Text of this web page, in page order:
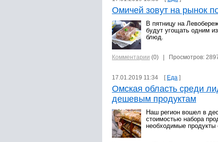
Омичей зовут на рынок
В пятницу на
будут угощать одним
блюд.
Комментарии (0) | Просмотров:
17.01.2019 11:34 [ Еда ]
Омская область среди
дешевым продуктам
Наш регион вошел в
стоимостью набора
необходимые продукты